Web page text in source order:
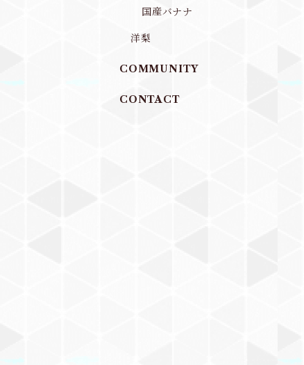
国産バナナ
洋梨
COMMUNITY
CONTACT